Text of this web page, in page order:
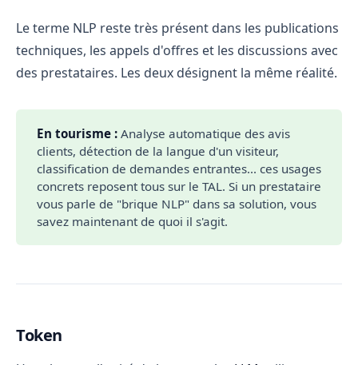
Le terme NLP reste très présent dans les publications
techniques, les appels d'offres et les discussions avec
des prestataires. Les deux désignent la même réalité.
En tourisme :Analyse automatique des avis
clients, détection de la langue d'un visiteur,
classification de demandes entrantes... ces usages
concrets reposent tous sur le TAL. Si un prestataire
vous parle de "brique NLP" dans sa solution, vous
savez maintenant de quoi il s'agit.
Token